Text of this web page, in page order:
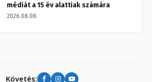
médiát a 15 év alattiak számára
2026.08.08.
Követés: